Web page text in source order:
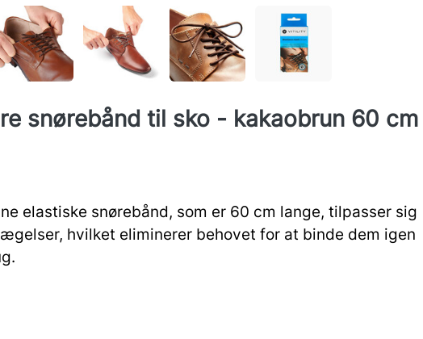
snørebånd til sko - kakaobrun 60 cm
elastiske snørebånd, som er 60 cm lange, tilpasser sig
hvilket eliminerer behovet for at binde dem igen